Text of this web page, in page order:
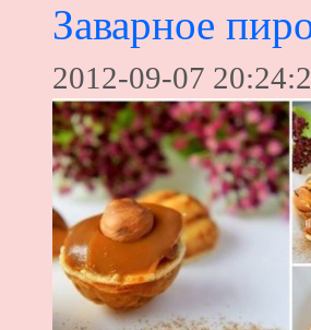
Заварное
2012-09-07